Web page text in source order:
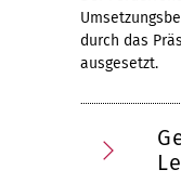
durch das
ausgesetzt.